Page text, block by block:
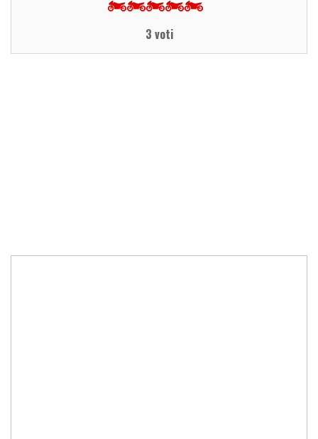
3 voti